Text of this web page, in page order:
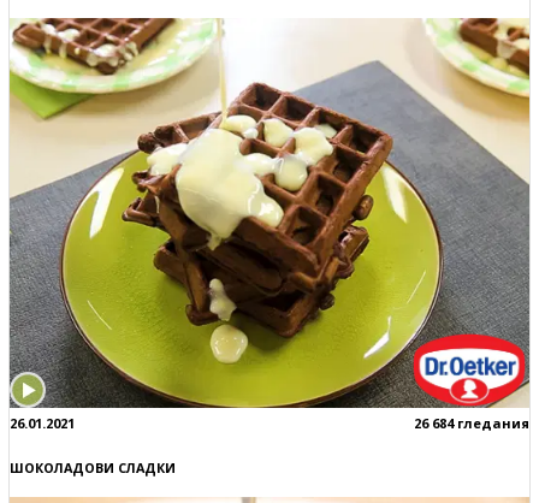
26.01.2021 26 684 гледания
ШОКОЛАДОВИ СЛАДКИ